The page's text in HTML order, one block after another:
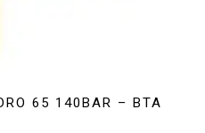
65 140BAR – BTA